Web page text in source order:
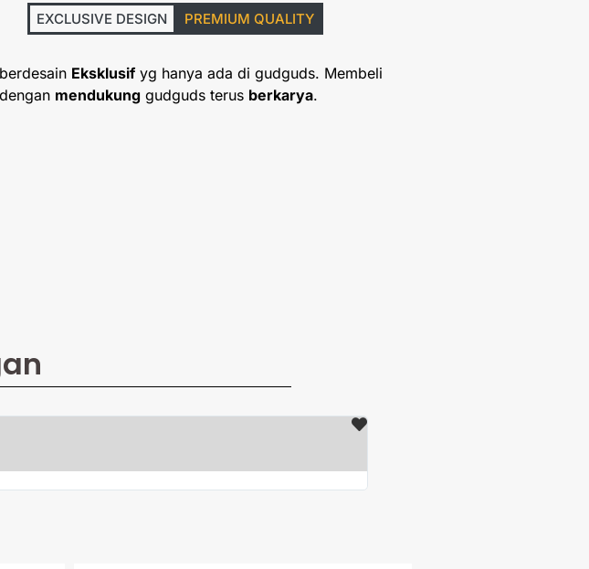
EXCLUSIVE DESIGN PREMIUM QUALITY
Eksklusifyg hanya ada di gudguds. Membeli
mendukunggudguds terus berkarya.